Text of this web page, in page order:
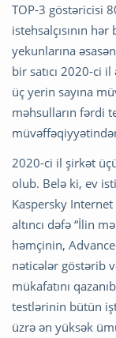
TOP-3 göstəricisi
istehsalçısının
yekunlarına
bir satıcı 2020-ci
üç yerin sayına
məhsulların fərdi
2020-ci il şirkət
olub. Belə ki, ev
Kaspersky
altıncı dəfə “İlin
həmçinin,
nəticələr göstərib
mükafatını
testlərinin bütün
üzrə ən yüksək